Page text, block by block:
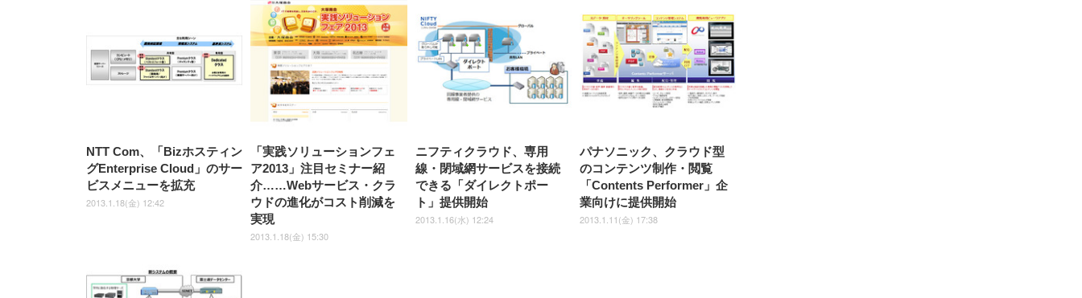
椅子 360度回転 座面昇降 強化
ナイロン樹脂ベース 通気性メ
ッシュ 在宅ワーク H-
WY01(黒網+黒枠+黒足)
／デスクチェア メッシュチェ
ア 人間工学 疲れない ブラッ
￥27,999
チェア 疲れない テレワーク
チェア 強化バックレスト 30
度ロッキング機能 人間工学 椅
子 腰サポート 90度跳ね上げ
式アームレスト 3Dヘッドレス
ト ハンガー付き 高反発クッシ
ョン PCチェア 通気性メッシ
ュ ゲーミング/勉強/事務用 お
しゃれ パソコンチェア (ブラ
ック)
￥7,680
チェア 強化バックレスト 30度
ロッキング機能 人間工学 椅子
腰サポート 90度跳ね上げ式ア
ームレスト 3Dヘッドレスト
ハンガー付き 高反発クッショ
ン PCチェア 通気性メッシュ
ゲーミング/勉強/事務用 おし
ゃれ パソコンチェア (ホワイ
￥7,680
ポート付き 腰サポート ガ
ス圧無段階昇降 360度回
転 キャスター付き コンパ
クト 幅52×奥行58.5×高さ
84～96cm テレワーク 在
宅勤務 ブラック
￥4,139
EV2740X-WT | 27.0型4K
UHD・USB Type-C・ホワイ
￥109,572
ク付き（CFI-ZDM1J）
￥49,979
沢 HDMI/DisplayPort/VGA
スピーカー内蔵 高さ調整 ス
イベル VESA対応
ComfortView ビジネス向け
￥15,800
ーミングモニター QD 24.5インチ
1ms FHD 量子ドット 残像低減 (3
年保証 | 輝点保証 | 日本メーカー)
￥34,980
ーツ 厚型 ワイド 42枚x2袋(84
枚) ホワイト(吸収面:ライトブ
￥3,234
ツ L 中型犬用 26枚入り 単品
￥1,800
Smart Basic アイリスオーヤマ
ペットシーツ 超厚型 お徳用
ワイド 100枚入 (x 1) (ケース
販売)
￥3,670
【Amazon.co.jp限定】
￥3,731
NTT Com、「Bizホスティン
グEnterprise Cloud」のサー
ビスメニューを拡充
2013.1.18(金) 12:42
「実践ソリューションフェ
ア2013」注目セミナー紹
介……Webサービス・クラ
ウドの進化がコスト削減を
実現
2013.1.18(金) 15:30
ニフティクラウド、専用
線・閉域網サービスを接続
できる「ダイレクトポー
ト」提供開始
2013.1.16(水) 12:24
パナソニック、クラウド型
のコンテンツ制作・閲覧
「Contents Performer」企
業向けに提供開始
2013.1.11(金) 17:38